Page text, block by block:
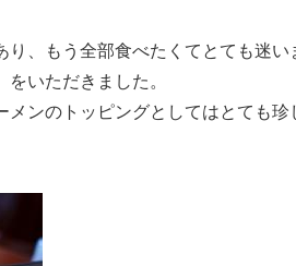
、もう全部食べたくてとても迷い
をいただきました。
ンのトッピングとしてはとても珍